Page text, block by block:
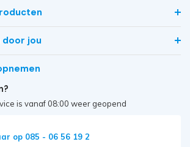
door jou
is vanaf 08:00 weer geopend
op 085 - 06 56 19 2